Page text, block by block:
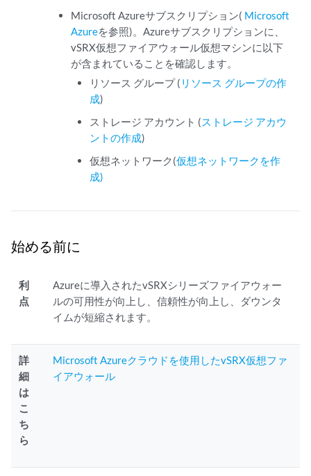
Microsoft Azureサブスクリプション( Microsoft
Azureを参照)。Azureサブスクリプションに、
vSRX仮想ファイアウォール仮想マシンに以下
が含まれていることを確認します。
リソース グループ ( リソース グループの作
成)
ストレージ アカウント (ストレージ アカウ
ントの作成)
仮想ネットワーク(仮想ネットワークを作
成)
始める前に
利
点
Azureに導入されたvSRXシリーズファイアウォー
ルの可用性が向上し、信頼性が向上し、ダウンタ
イムが短縮されます。
詳
細
は
こ
ち
ら
Microsoft Azureクラウドを使用したvSRX仮想ファ
イアウォール